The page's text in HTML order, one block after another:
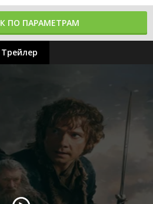
ПО ПАРАМЕТРАМ
Трейлер